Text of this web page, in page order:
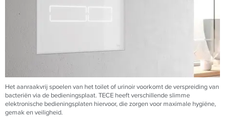
Het aanraakvrij spoelen van het toilet of urinoir voorkomt de verspreiding van
bacteriën via de bedieningsplaat. TECE heeft verschillende slimme
elektronische bedieningsplaten hiervoor, die zorgen voor maximale hygiëne,
gemak en veiligheid.